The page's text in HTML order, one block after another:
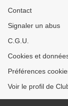
Contact
Signaler un abus
C.G.U.
Cookies et
Préférences
Voir le profil de